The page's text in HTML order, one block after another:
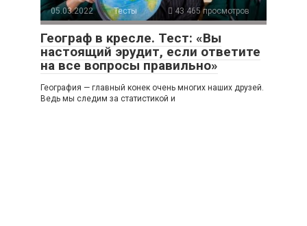
05.03.2022 Тесты 43 465 просмотров
Географ в кресле. Тест: «Вы
настоящий эрудит, если ответите
на все вопросы правильно»
География — главный конек очень многих наших друзей.
Ведь мы следим за статистикой и